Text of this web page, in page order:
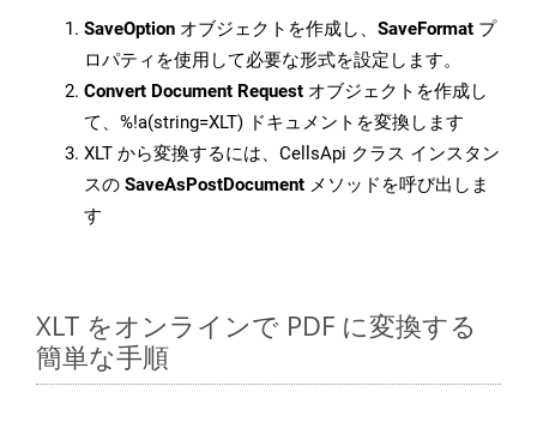
SaveOption オブジェクトを作成し、 SaveFormat プ
ロパティを使用して必要な形式を設定します。
Convert Document Request オブジェクトを作成し
て、%!a(string=XLT) ドキュメントを変換します
XLT から変換するには、CellsApi クラス インスタン
スの SaveAsPostDocument メソッドを呼び出しま
す
XLT をオンラインで PDF に変換する
簡単な手順